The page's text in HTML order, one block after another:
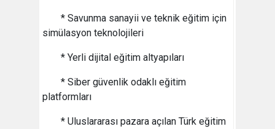
* Savunma sanayii ve teknik eğitim için
simülasyon teknolojileri
* Yerli dijital eğitim altyapıları
* Siber güvenlik odaklı eğitim
platformları
* Uluslararası pazara açılan Türk eğitim